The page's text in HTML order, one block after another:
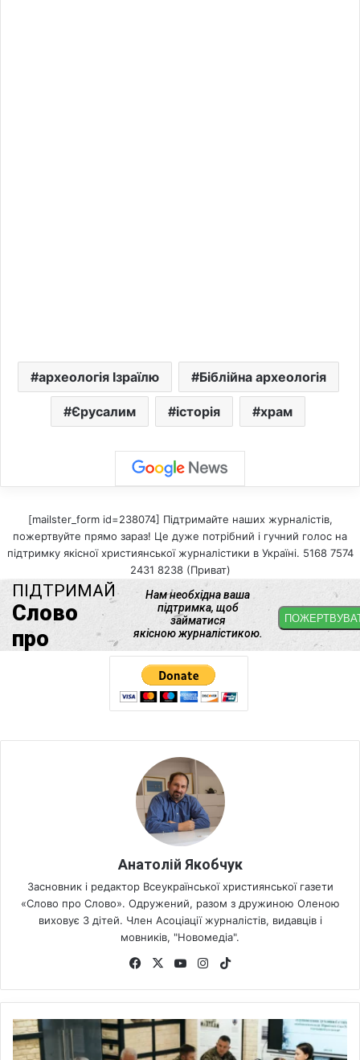
археологія Ізраїлю Біблійна археологія
Єрусалим історія храм
[mailster_form id=238074] Підтримайте наших журналістів,
пожертвуйте прямо зараз! Це дуже потрібний і гучний голос на
підтримку якісної християнської журналістики в Україні. 5168 7574
2431 8238 (Приват)
Анатолій Якобчук
Засновник і редактор Всеукраїнської християнської газети
«Слово про Слово». Одружений, разом з дружиною Оленою
виховує 3 дітей. Член Асоціації журналістів, видавців і
мовників, "Новомедіа".
Fa
bo
ok
X
Yo
ub
e
Ins
ra
m
k
Д
у